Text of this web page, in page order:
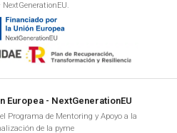
NextGenerationEU.
Europea - NextGenerationEU
Programa de Mentoring y Apoyo a la
de la pyme